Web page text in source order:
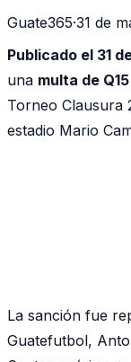
Guate365·31 de
Publicado el 31
una multa de
Torneo Clausura
estadio Mario
La sanción fue
Guatefutbol,